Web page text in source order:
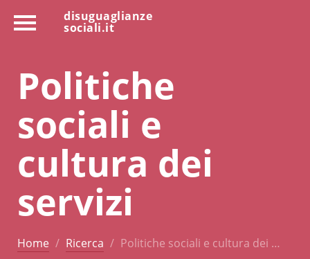
disuguaglianze
sociali.it
Politiche
sociali e
cultura dei
servizi
Home Ricerca Politiche sociali e cultura dei …